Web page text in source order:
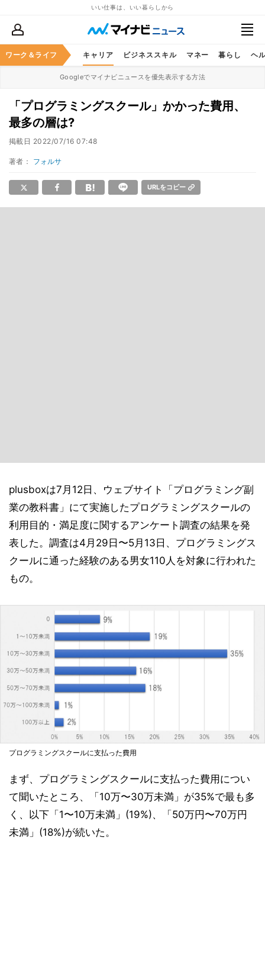
いい仕事は、いい暮らしから
ワーク＆ライフ キャリア ビジネススキル マネー 暮らし ヘ
Googleでマイナビニュースを優先表示する方法
「プログラミングスクール」かかった費用、
最多の層は?
掲載日 2022/07/16 07:48
著者： フォルサ
URLをコピー
plusboxは7月12日、ウェブサイト「プログラミング副
業の教科書」にて実施したプログラミングスクールの
利用目的・満足度に関するアンケート調査の結果を発
表した。調査は4月29日〜5月13日、プログラミングス
クールに通った経験のある男女110人を対象に行われた
もの。
プログラミングスクールに支払った費用
まず、プログラミングスクールに支払った費用につい
て聞いたところ、「10万〜30万未満」が35%で最も多
く、以下「1〜10万未満」(19%)、「50万円〜70万円
未満」(18%)が続いた。